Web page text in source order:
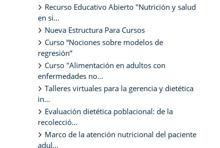
Recurso Educativo Abierto "Nutrición y salud
en si...
Nueva Estructura Para Cursos
Curso “Nociones sobre modelos de
regresión”
Curso "Alimentación en adultos con
enfermedades no...
Talleres virtuales para la gerencia y dietética
in...
Evaluación dietética poblacional: de la
recolecció...
Marco de la atención nutricional del paciente
adul...